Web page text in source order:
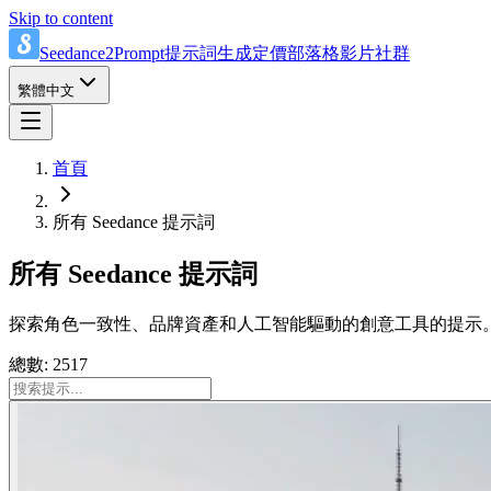
Skip to content
Seedance2Prompt提示詞生成定價部落格影片社群
繁體中文
首頁
所有 Seedance 提示詞
所有 Seedance 提示詞
探索角色一致性、品牌資產和人工智能驅動的創意工具的提示
總數: 2517